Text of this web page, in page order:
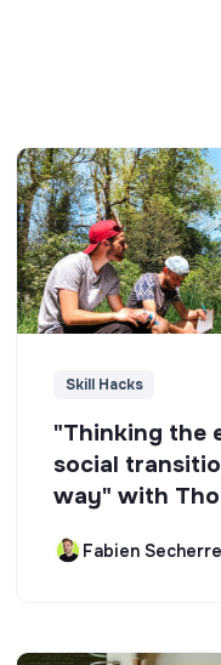
Skill Hacks
"Thinking the
social
way" with
Fabien Secherre